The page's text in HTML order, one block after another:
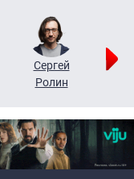
Сергей
Ролин